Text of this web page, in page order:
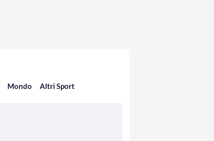
Mondo Altri Sport